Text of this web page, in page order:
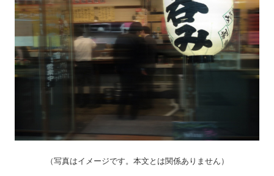
（写真はイメージです。本文とは関係ありません）